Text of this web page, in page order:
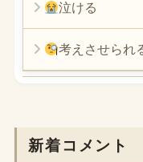
泣ける
考えさせられ
新着コメント